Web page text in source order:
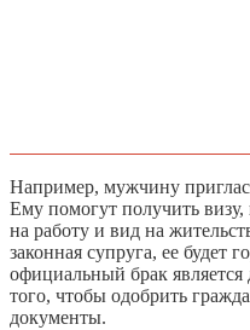
Например, мужчину
Ему помогут получить
на работу и вид на
законная супруга, ее будет
официальный брак
того, чтобы одобрить
документы.